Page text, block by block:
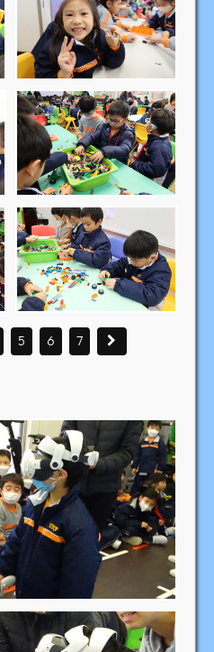
5 6 7